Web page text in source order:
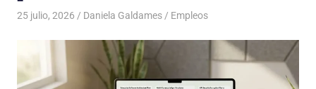
25 julio, 2026 Daniela Galdames Empleos